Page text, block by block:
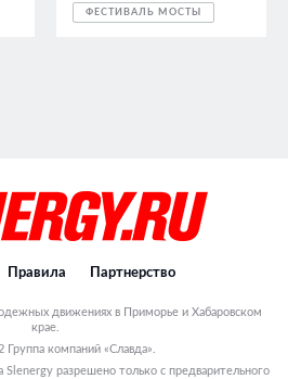
ФЕСТИВАЛЬ МОСТЫ
Правила Партнерство
движениях в Приморье и Хабаровском
крае.
компаний «Славда».
Slenergy разрешено только с предварительного